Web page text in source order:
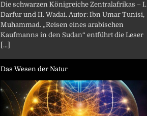
Die schwarzen Königreiche Zentralafrikas – I.
Darfur und II. Wadai. Autor: Ibn Umar Tunisi,
Muhammad. „Reisen eines arabischen
Kaufmanns in den Sudan“ entführt die Leser
[...]
Das Wesen der Natur